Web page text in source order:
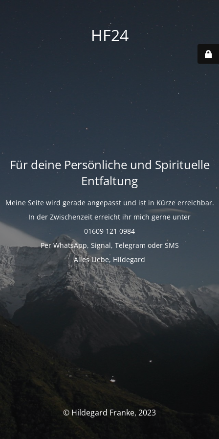
HF24
Für deine Persönliche und Spirituelle
Entfaltung
Meine Seite wird gerade angepasst und ist in Kürze erreichbar.
In der Zwischenzeit erreicht ihr mich gerne unter
01609 121 0984
Per WhatsApp, Signal, Telegram oder SMS
Alles Liebe, Hildegard
© Hildegard Franke, 2023